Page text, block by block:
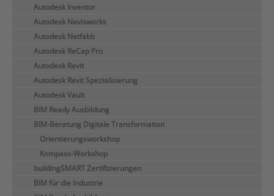
Autodesk Inventor
Autodesk Navisworks
Autodesk Netfabb
Autodesk ReCap Pro
Autodesk Revit
Autodesk Revit Spezialisierung
Autodesk Vault
BIM Ready Ausbildung
BIM-Beratung Digitale Transformation
Orientierungsworkshop
Kompass-Workshop
buildingSMART Zertifizierungen
BIM für die Industrie